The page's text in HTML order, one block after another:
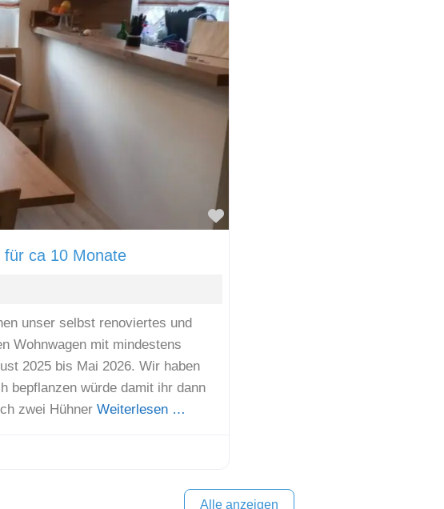
Favorit
für ca 10 Monate
unser selbst renoviertes und
Wohnwagen mit mindestens
2025 bis Mai 2026. Wir haben
bepflanzen würde damit ihr dann
zwei Hühner Weiterlesen …
Alle anzeigen